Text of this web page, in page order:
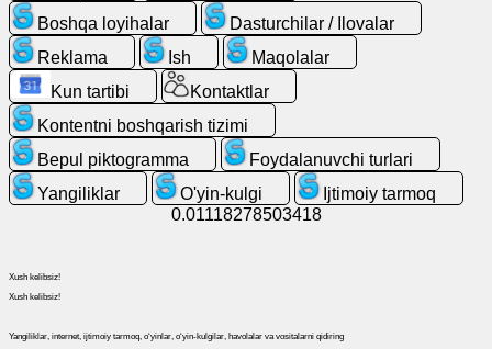
Analitika
Veb-
do'kon
Dasturchilar
/
Ilovalar
Boshqa loyihalar
Dasturchilar / Ilovalar
Reklama
Ish
Maqolalar
Kun tartibi
Kontaktlar
Kontentni boshqarish tizimi
Bepul piktogramma
Foydalanuvchi turlari
Yangiliklar
O'yin-kulgi
Ijtimoiy tarmoq
0.01118278503418
Xush kelibsiz!
Xush kelibsiz!
Yangiliklar, internet, ijtimoiy tarmoq, oʻyinlar, oʻyin-kulgilar, havolalar va vositalarni qidiring